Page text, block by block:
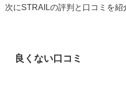
次にSTRAILの評判と口コミを紹
良くない口コミ